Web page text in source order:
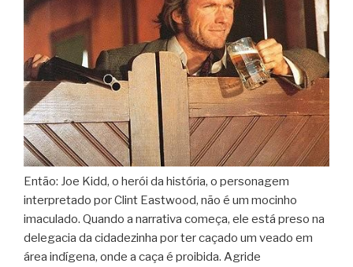
Então: Joe Kidd, o herói da história, o personagem
interpretado por Clint Eastwood, não é um mocinho
imaculado. Quando a narrativa começa, ele está preso na
delegacia da cidadezinha por ter caçado um veado em
área indígena, onde a caça é proibida. Agride